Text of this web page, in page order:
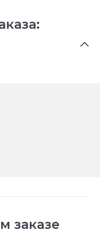
заказе